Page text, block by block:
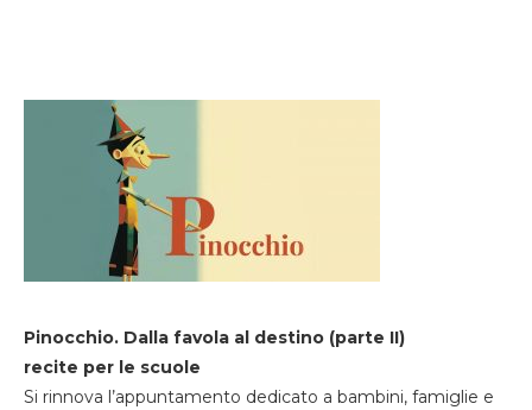
Pinocchio. Dalla favola al destino (parte II)
recite per le scuole
Si rinnova l’appuntamento dedicato a bambini, famiglie e